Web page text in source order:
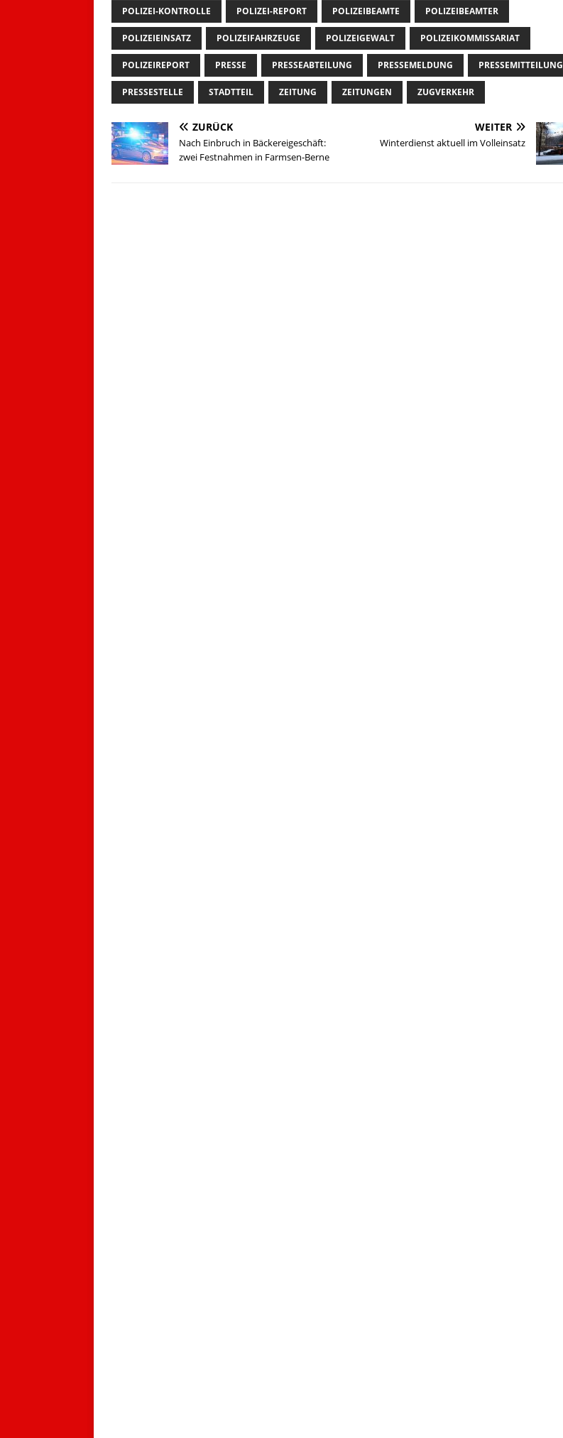
POLIZEI-KONTROLLE POLIZEI-REPORT POLIZEIBEAMTE POLIZEIBEAMTER
POLIZEIEINSATZ POLIZEIFAHRZEUGE POLIZEIGEWALT POLIZEIKOMMISSARIAT
POLIZEIREPORT PRESSE PRESSEABTEILUNG PRESSEMELDUNG PRESSEMITTEILUNG
PRESSESTELLE STADTTEIL ZEITUNG ZEITUNGEN ZUGVERKEHR
ZURÜCK
Nach Einbruch in Bäckereigeschäft:
zwei Festnahmen in Farmsen-Berne
WEITER
Winterdienst aktuell im Volleinsatz